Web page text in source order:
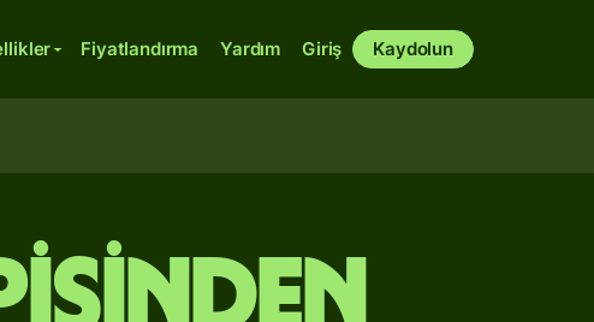
Fiyatlandırma Yardım Giriş Kaydolun